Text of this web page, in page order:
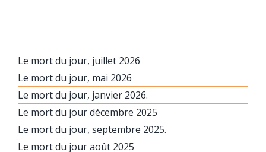
Le mort du jour, juillet 2026
Le mort du jour, mai 2026
Le mort du jour, janvier 2026.
Le mort du jour décembre 2025
Le mort du jour, septembre 2025.
Le mort du jour août 2025